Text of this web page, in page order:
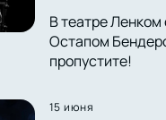
В театре
Остапом
пропустите!
15 июня